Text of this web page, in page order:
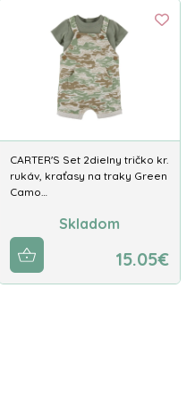
CARTER'S Set 2dielny tričko kr.
rukáv, kraťasy na traky Green
Camo…
Skladom
15.05€